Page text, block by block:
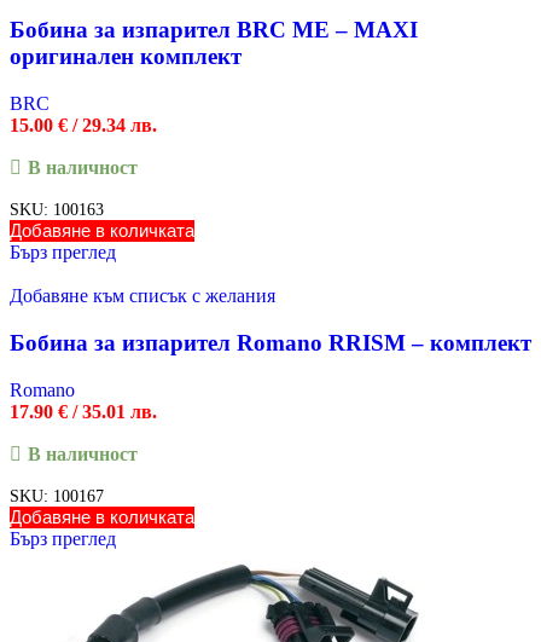
Бобина за изпарител BRC ME – MAXI
оригинален комплект
BRC
15.00 € / 29.34 лв.
В наличност
SKU: 100163
Добавяне в количката
Бърз преглед
Добавяне към списък с желания
Бобина за изпарител Romano RRISM – комплект
Romano
17.90 € / 35.01 лв.
В наличност
SKU: 100167
Добавяне в количката
Бърз преглед